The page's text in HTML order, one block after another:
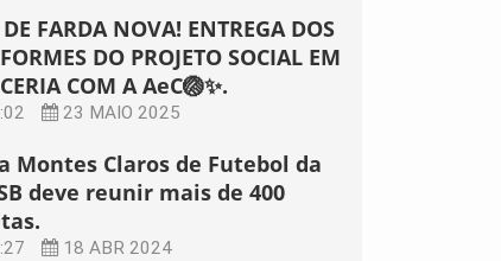
FARDA NOVA! ENTREGA DOS
DO PROJETO SOCIAL EM
COM A AeC🏐✨.
23 MAIO 2025
Montes Claros de Futebol da
deve reunir mais de 400
18 ABR 2024